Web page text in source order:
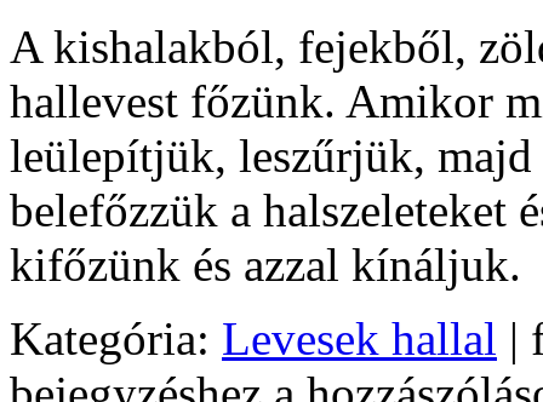
A kishalakból, fejekből,
hallevest főzünk. Amikor
leülepítjük, leszűrjük, majd
belefőzzük a halszeleteket
kifőzünk és azzal kínáljuk.
Kategória: Levesek hallal |